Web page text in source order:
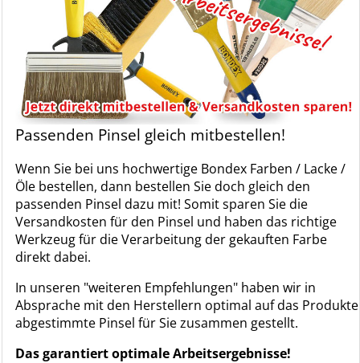
Passenden Pinsel gleich mitbestellen!
Wenn Sie bei uns hochwertige Bondex Farben / Lacke /
Öle bestellen, dann bestellen Sie doch gleich den
passenden Pinsel dazu mit! Somit sparen Sie die
Versandkosten für den Pinsel und haben das richtige
Werkzeug für die Verarbeitung der gekauften Farbe
direkt dabei.
In unseren "weiteren Empfehlungen" haben wir in
Absprache mit den Herstellern optimal auf das Produkte
abgestimmte Pinsel für Sie zusammen gestellt.
Das garantiert optimale Arbeitsergebnisse!